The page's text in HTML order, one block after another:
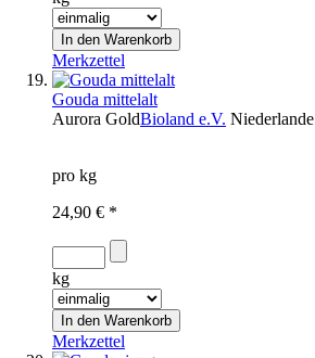
Merkzettel
Gouda mittelalt
Aurora GoldBioland e.V. Niederlande
pro kg
24,90 € *
kg
Merkzettel